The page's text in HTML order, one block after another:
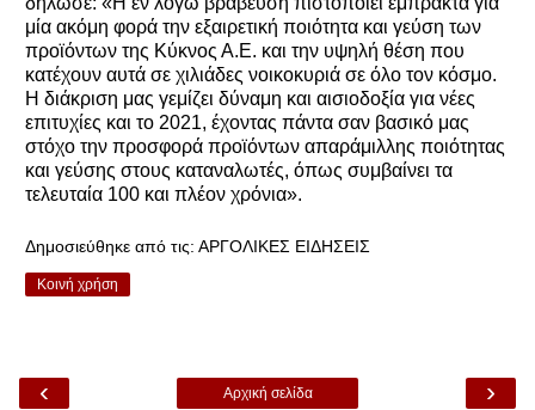
μία ακόμη φορά την εξαιρετική ποιότητα και γεύση των
προϊόντων της Κύκνος Α.Ε. και την υψηλή θέση που
κατέχουν αυτά σε χιλιάδες νοικοκυριά σε όλο τον κόσμο.
Η διάκριση μας γεμίζει δύναμη και αισιοδοξία για νέες
επιτυχίες και το 2021, έχοντας πάντα σαν βασικό μας
στόχο την προσφορά προϊόντων απαράμιλλης ποιότητας
και γεύσης στους καταναλωτές, όπως συμβαίνει τα
τελευταία 100 και πλέον χρόνια».
Δημοσιεύθηκε από τις: ΑΡΓΟΛΙΚΕΣ ΕΙΔΗΣΕΙΣ
Κοινή χρήση
‹ ›
Αρχική σελίδα